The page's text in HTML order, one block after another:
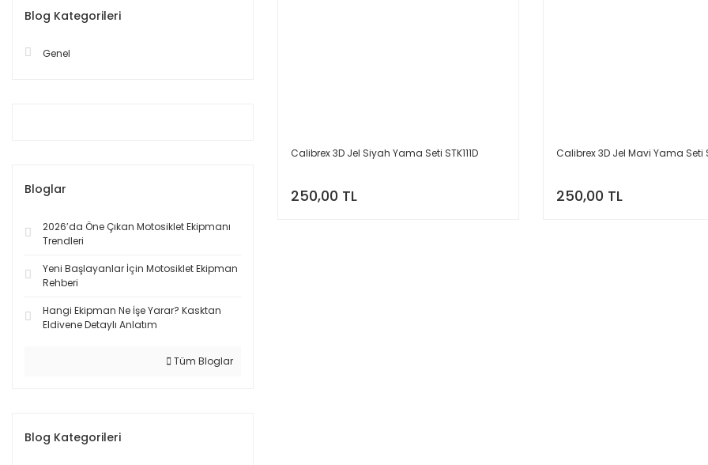
Blog Kategorileri
Genel
Bloglar
2026’da Öne Çıkan Motosiklet Ekipmanı
Trendleri
Yeni Başlayanlar İçin Motosiklet Ekipman
Rehberi
Hangi Ekipman Ne İşe Yarar? Kasktan
Eldivene Detaylı Anlatım
Tüm Bloglar
Blog Kategorileri
Calibrex 3D Jel Siyah Yama Seti STK111D
250,00 TL
Calibrex 3D Jel Mavi Yama Seti
250,00 TL